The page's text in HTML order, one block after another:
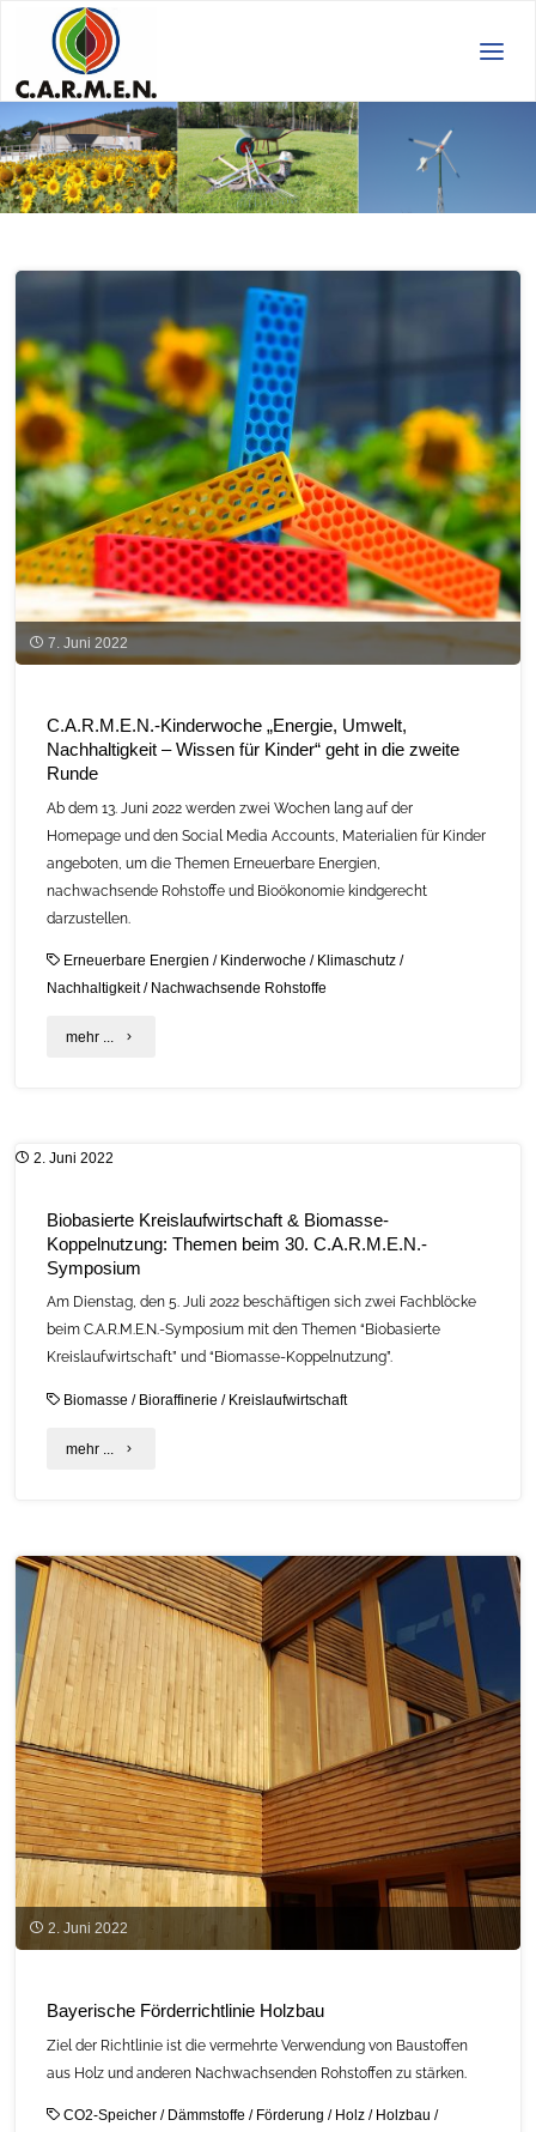
7. Juni 2022
C.A.R.M.E.N.-Kinderwoche „Energie, Umwelt,
Nachhaltigkeit – Wissen für Kinder“ geht in die zweite
Runde
Ab dem 13. Juni 2022 werden zwei Wochen lang auf der
Homepage und den Social Media Accounts, Materialien für Kinder
angeboten, um die Themen Erneuerbare Energien,
nachwachsende Rohstoffe und Bioökonomie kindgerecht
darzustellen.
Erneuerbare Energien / Kinderwoche / Klimaschutz /
Nachhaltigkeit/ Nachwachsende Rohstoffe
mehr ... "C.A.R.M.E.N.-
–
für
in
Runde"
2. Juni 2022
Biobasierte Kreislaufwirtschaft & Biomasse-
Koppelnutzung: Themen beim 30. C.A.R.M.E.N.-
Symposium
Am Dienstag, den 5. Juli 2022 beschäftigen sich zwei Fachblöcke
beim C.A.R.M.E.N.-Symposium mit den Themen “Biobasierte
Kreislaufwirtschaft” und “Biomasse-Koppelnutzung”.
Biomasse / Bioraffinerie / Kreislaufwirtschaft
mehr ... "Biobasierte
Biomasse-
Koppelnutzung:
Themen
beim
30.
C.A.R.M.E.N.-
Symposium"
2. Juni 2022
Bayerische Förderrichtlinie Holzbau
Ziel der Richtlinie ist die vermehrte Verwendung von Baustoffen
aus Holz und anderen Nachwachsenden Rohstoffen zu stärken.
CO2-Speicher / Dämmstoffe / Förderung / Holz / Holzbau /